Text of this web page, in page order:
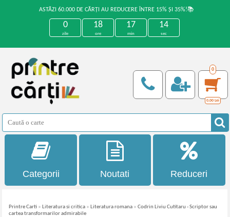
ASTĂZI 60.000 DE CĂRȚI AU REDUCERE ÎNTRE 15% ȘI 35%!📚
0
zile
18
ore
17
min
14
sec
0
0,00 Lei
Categorii Noutati Reduceri
Printre Carti » Literatura si critica » Literatura romana »Codrin Liviu Cutitaru - Scriptor sau
cartea transformarilor admirabile